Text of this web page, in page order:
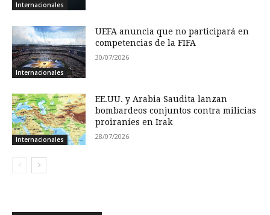
Internacionales
Internacionales
UEFA anuncia que no participará en
competencias de la FIFA
30/07/2026
Internacionales
EE.UU. y Arabia Saudita lanzan
bombardeos conjuntos contra milicias
proiraníes en Irak
28/07/2026